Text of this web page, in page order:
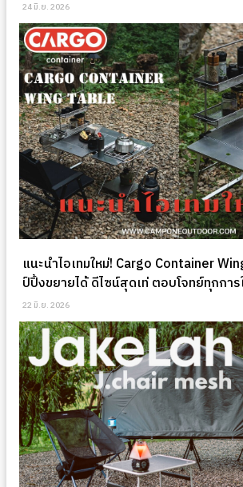
24 มิ.ย. 2026
แนะนำไอเทมใหม่! Cargo Container
ป์ปิ้งขยายได้ ดีไซน์สุดเท่ ตอบโจทย์ทุกการ
22 มิ.ย. 2026